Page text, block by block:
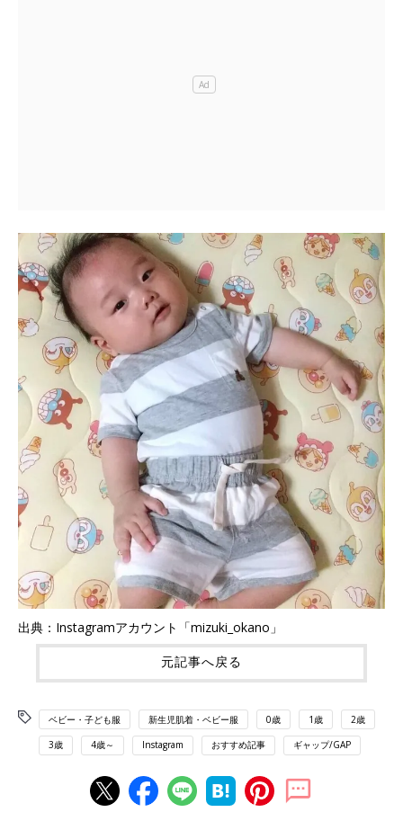
出典：Instagramアカウント「mizuki_okano」
元記事へ戻る
ベビー・子ども服 新生児肌着・ベビー服 0歳 1歳 2歳
3歳 4歳～ Instagram おすすめ記事 ギャップ/GAP